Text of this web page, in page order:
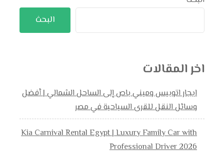
البحث
اخر المقالات
ايجار اتوبيس وميني باص إلى الساحل الشمالي | أفضل
وسائل النقل للقرى السياحية في مصر
Kia Carnival Rental Egypt | Luxury Family Car with
Professional Driver 2026